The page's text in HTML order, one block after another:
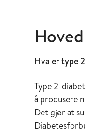
Hva er type
Type 2-
å produsere
Det gjør at